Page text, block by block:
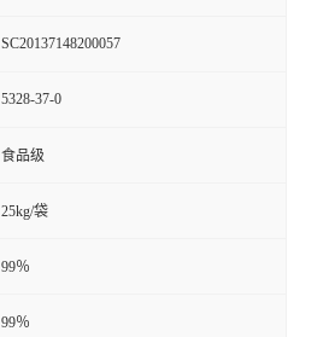
SC20137148200057
5328-37-0
食品级
25kg/袋
99％
99％